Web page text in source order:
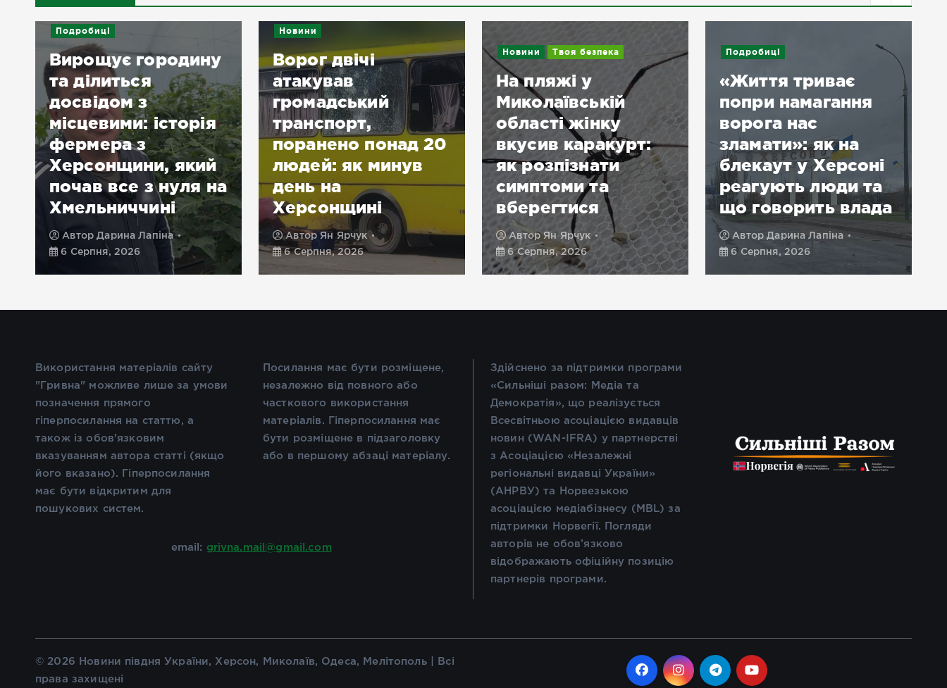
Подробиці
Вирощує городину
та ділиться
досвідом з
місцевими: історія
фермера з
Херсонщини, який
почав все з нуля на
Хмельниччині
АвторДарина Лапіна
6 Серпня, 2026
Новини
Ворог двічі
атакував
громадський
транспорт,
поранено понад 20
людей: як минув
день на
Херсонщині
АвторЯн Ярчук
6 Серпня, 2026
Новини Твоя безпека
На пляжі у
Миколаївській
області жінку
вкусив каракурт:
як розпізнати
симптоми та
вберегтися
АвторЯн Ярчук
6 Серпня, 2026
Подробиці
«Життя триває
попри намагання
ворога нас
зламати»: як на
блекаут у Херсоні
реагують люди та
що говорить влада
АвторДарина Лапіна
6 Серпня, 2026
Використання матеріалів сайту
"Гривна" можливе лише за умови
позначення прямого
гіперпосилання на статтю, а
також із обов'язковим
вказуванням автора статті (якщо
його вказано). Гіперпосилання
має бути відкритим для
пошукових систем.
email: grivna.mail@gmail.com
Посилання має бути розміщене,
незалежно від повного або
часткового використання
матеріалів. Гіперпосилання має
бути розміщене в підзаголовку
або в першому абзаці матеріалу.
Здійснено за підтримки програми
«Сильніші разом: Медіа та
Демократія», що реалізується
Всесвітньою асоціацією видавців
новин (WAN-IFRA) у партнерстві
з Асоціацією «Незалежні
регіональні видавці України»
(АНРВУ) та Норвезькою
асоціацією медіабізнесу (MBL) за
підтримки Норвегії. Погляди
авторів не обов’язково
відображають офіційну позицію
партнерів програми.
© 2026 Новини півдня України, Херсон, Миколаїв, Одеса, Мелітополь | Всі
права захищені